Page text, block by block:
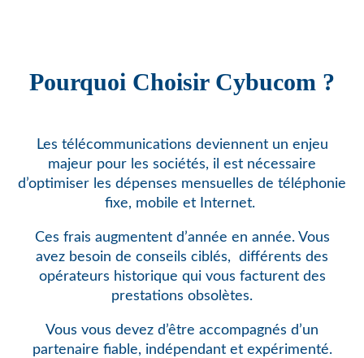
Pourquoi Choisir Cybucom ?
Les télécommunications deviennent un enjeu
majeur pour les sociétés, il est nécessaire
d’optimiser les dépenses mensuelles de téléphonie
fixe, mobile et Internet.
Ces frais augmentent d’année en année. Vous
avez besoin de conseils ciblés,
différents des
opérateurs historique qui vous facturent des
prestations obsolètes.
Vous vous devez d’être accompagnés d’un
partenaire fiable, indépendant et expérimenté.